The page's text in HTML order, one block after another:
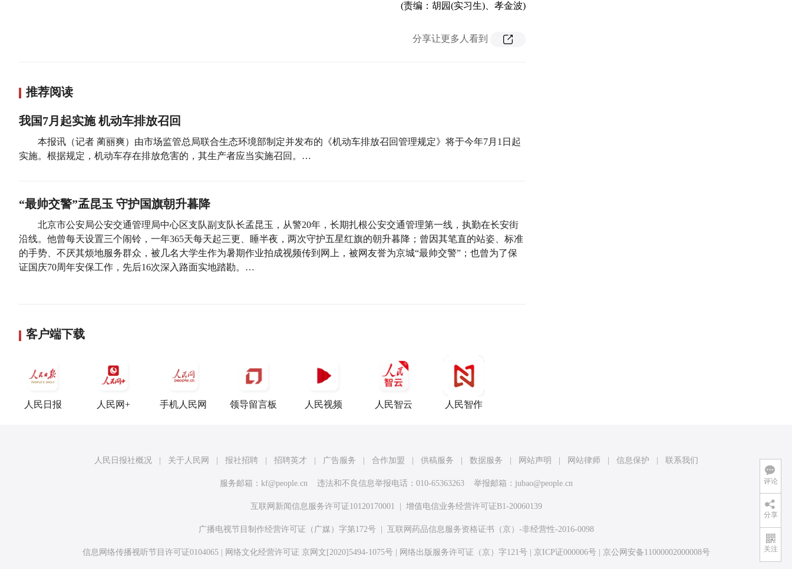
(责编：胡园(实习生)、孝金波)
分享让更多人看到
推荐阅读
我国7月起实施 机动车排放召回
本报讯（记者 蔺丽爽）由市场监管总局联合生态环境部制定并发布的《机动车排放召回管理规定》将于今年7月1日起
实施。根据规定，机动车存在排放危害的，其生产者应当实施召回。…
“最帅交警”孟昆玉 守护国旗朝升暮降
北京市公安局公安交通管理局中心区支队副支队长孟昆玉，从警20年，长期扎根公安交通管理第一线，执勤在长安街
沿线。他曾每天设置三个闹铃，一年365天每天起三更、睡半夜，两次守护五星红旗的朝升暮降；曾因其笔直的站姿、标准
的手势、不厌其烦地服务群众，被几名大学生作为暑期作业拍成视频传到网上，被网友誉为京城“最帅交警”；也曾为了保
证国庆70周年安保工作，先后16次深入路面实地踏勘。…
客户端下载
人民日报 人民网+ 手机人民网 领导留言板 人民视频 人民智云 人民智作
人民日报社概况 关于人民网 报社招聘 招聘英才 广告服务 合作加盟 供稿服务 数据服务 网站声明 网站律师 信息保护 联系我们
服务邮箱： kf@people.cn 违法和不良信息举报电话：010-65363263 举报邮箱： jubao@people.cn
互联网新闻信息服务许可证10120170001 增值电信业务经营许可证B1-20060139
广播电视节目制作经营许可证（广媒）字第172号| 互联网药品信息服务资格证书（京）-非经营性-2016-0098
信息网络传播视听节目许可证0104065| 网络文化经营许可证 京网文[2020]5494-1075号| 网络出版服务许可证（京）字121号| 京ICP证000006号| 京公网安备11000002000008号
评论
分享
关注